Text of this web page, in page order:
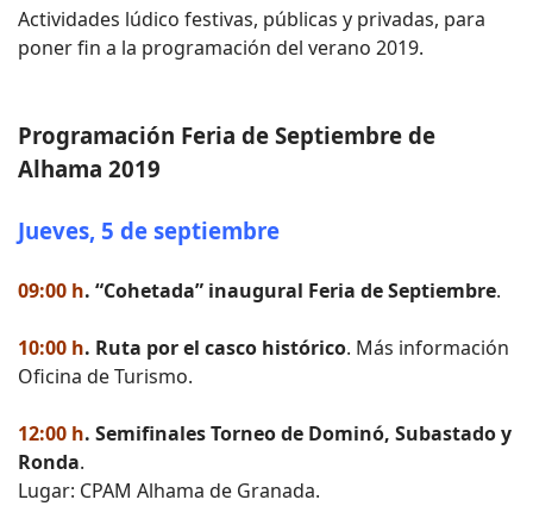
Actividades lúdico festivas, públicas y privadas, para
poner fin a la programación del verano 2019.
Programación Feria de Septiembre de
Alhama 2019
Jueves, 5 de septiembre
09:00 h. “Cohetada” inaugural Feria de Septiembre.
10:00 h. Ruta por el casco histórico. Más información
Oficina de Turismo.
12:00 h. Semifinales Torneo de Dominó, Subastado y
Ronda.
Lugar: CPAM Alhama de Granada.